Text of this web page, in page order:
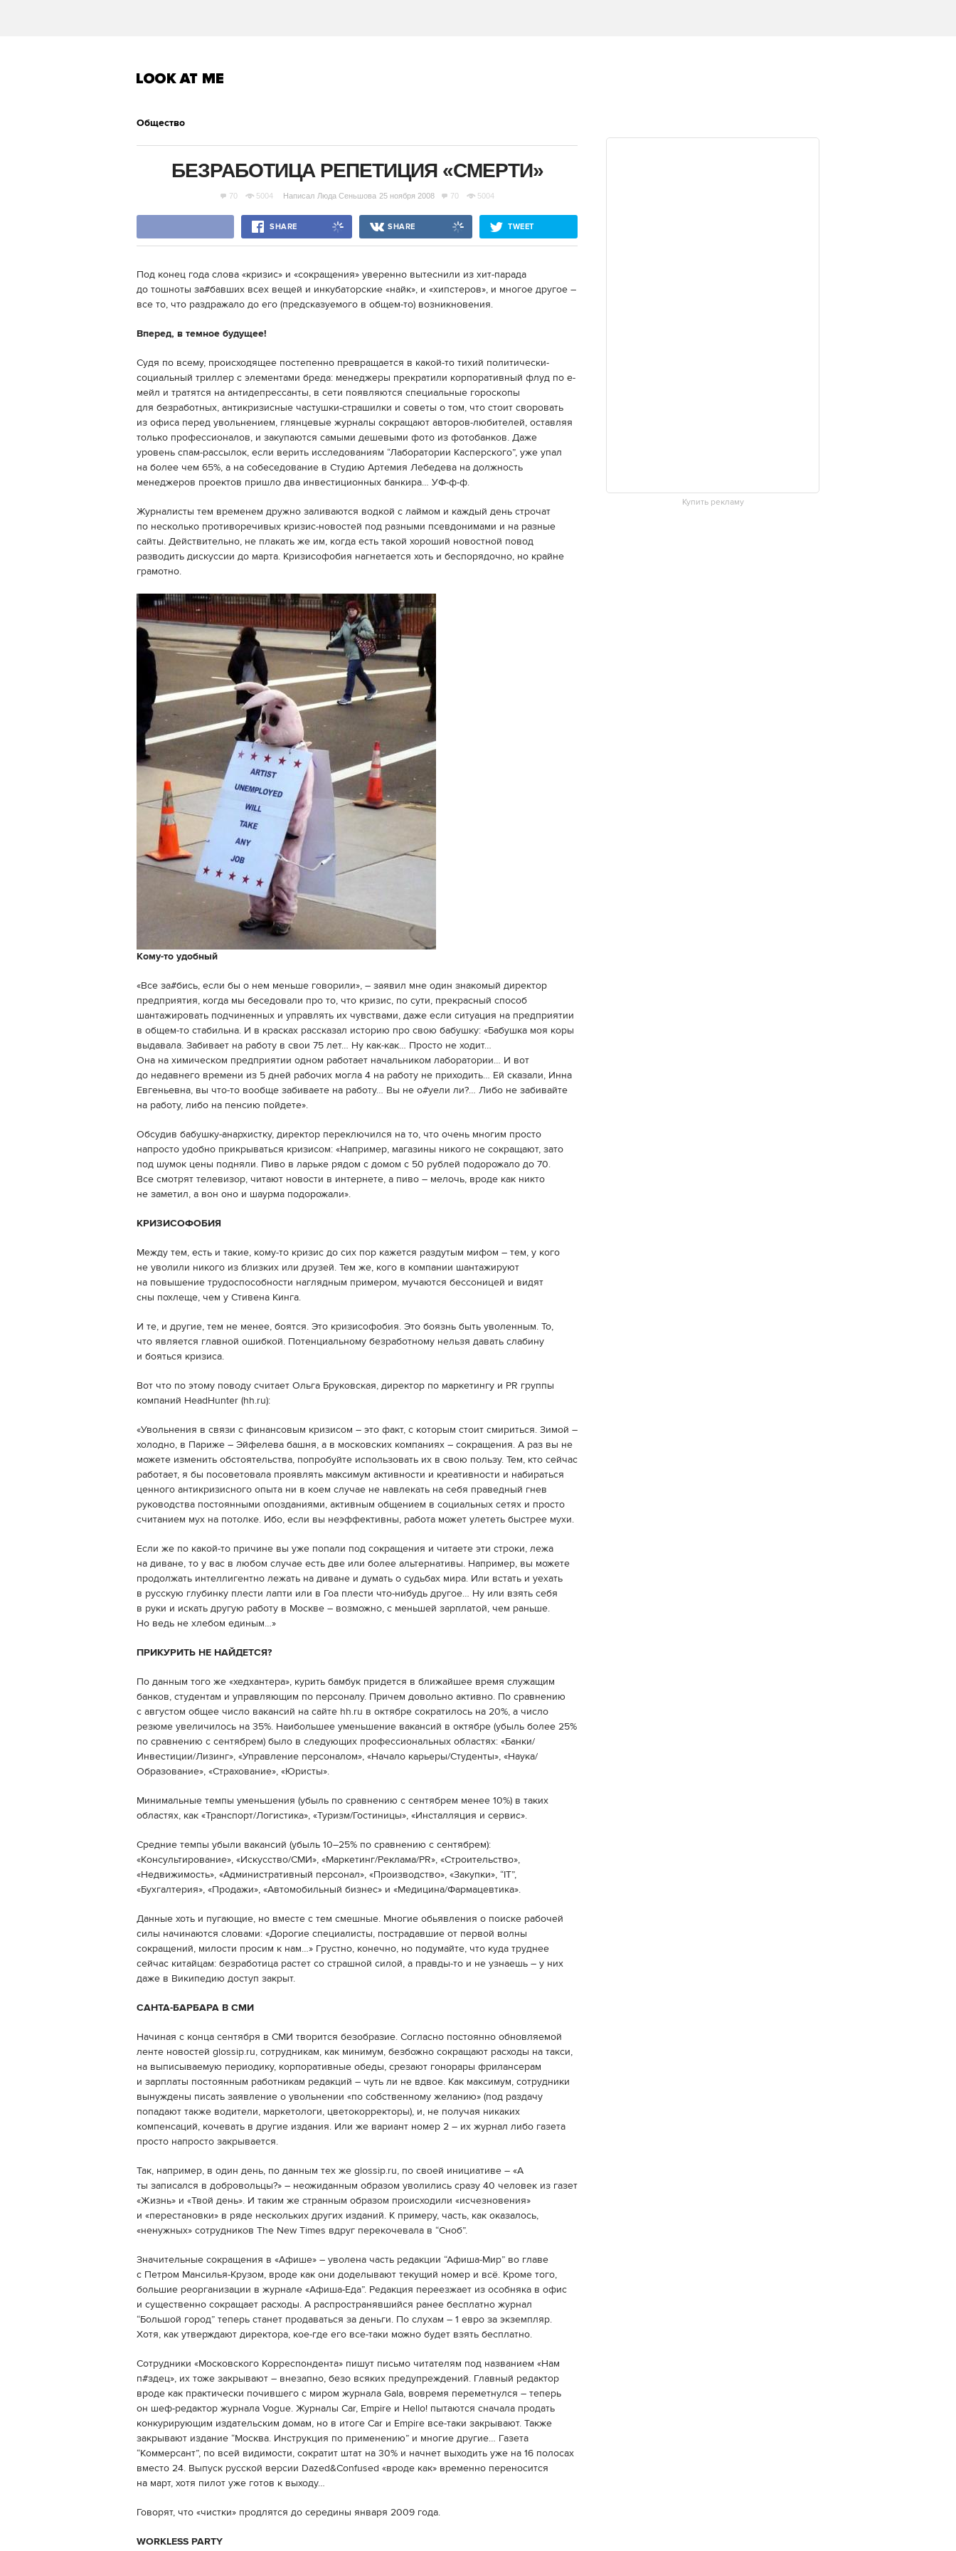
Общество
БЕЗРАБОТИЦА РЕПЕТИЦИЯ «СМЕРТИ»
70 5004 Написал Люда Сеньшова 25 ноября 2008 70 5004
SHARE SHARE TWEET
Под конец года слова «кризис» и «сокращения» уверенно вытеснили из хит-парада
до тошноты за#бавших всех вещей и инкубаторские «найк», и «хипстеров», и многое другое –
все то, что раздражало до его (предсказуемого в общем-то) возникновения.
Вперед, в темное будущее!
Судя по всему, происходящее постепенно превращается в какой-то тихий политически-
социальный триллер с элементами бреда: менеджеры прекратили корпоративный флуд по е-
мейл и тратятся на антидепрессанты, в сети появляются специальные гороскопы
для безработных, антикризисные частушки-страшилки и советы о том, что стоит своровать
из офиса перед увольнением, глянцевые журналы сокращают авторов-любителей, оставляя
только профессионалов, и закупаются самыми дешевыми фото из фотобанков. Даже
уровень спам-рассылок, если верить исследованиям “Лаборатории Касперского”, уже упал
на более чем 65%, а на собеседование в Студию Артемия Лебедева на должность
менеджеров проектов пришло два инвестиционных банкира… УФ-ф-ф.
Журналисты тем временем дружно заливаются водкой с лаймом и каждый день строчат
по несколько противоречивых кризис-новостей под разными псевдонимами и на разные
сайты. Действительно, не плакать же им, когда есть такой хороший новостной повод
разводить дискуссии до марта. Кризисофобия нагнетается хоть и беспорядочно, но крайне
грамотно.
Кому-то удобный
«Все за#бись, если бы о нем меньше говорили», – заявил мне один знакомый директор
предприятия, когда мы беседовали про то, что кризис, по сути, прекрасный способ
шантажировать подчиненных и управлять их чувствами, даже если ситуация на предприятии
в общем-то стабильна. И в красках рассказал историю про свою бабушку: «Бабушка моя коры
выдавала. Забивает на работу в свои 75 лет… Ну как-как… Просто не ходит…
Она на химическом предприятии одном работает начальником лаборатории… И вот
до недавнего времени из 5 дней рабочих могла 4 на работу не приходить… Ей сказали, Инна
Евгеньевна, вы что-то вообще забиваете на работу… Вы не о#уели ли?… Либо не забивайте
на работу, либо на пенсию пойдете».
Обсудив бабушку-анархистку, директор переключился на то, что очень многим просто
напросто удобно прикрываться кризисом: «Например, магазины никого не сокращают, зато
под шумок цены подняли. Пиво в ларьке рядом с домом с 50 рублей подорожало до 70.
Все смотрят телевизор, читают новости в интернете, а пиво – мелочь, вроде как никто
не заметил, а вон оно и шаурма подорожали».
КРИЗИСОФОБИЯ
Между тем, есть и такие, кому-то кризис до сих пор кажется раздутым мифом – тем, у кого
не уволили никого из близких или друзей. Тем же, кого в компании шантажируют
на повышение трудоспособности наглядным примером, мучаются бессоницей и видят
сны похлеще, чем у Стивена Кинга.
И те, и другие, тем не менее, боятся. Это кризисофобия. Это боязнь быть уволенным. То,
что является главной ошибкой. Потенциальному безработному нельзя давать слабину
и бояться кризиса.
Вот что по этому поводу считает Ольга Бруковская, директор по маркетингу и PR группы
компаний HeadHunter (hh.ru):
«Увольнения в связи с финансовым кризисом – это факт, с которым стоит смириться. Зимой –
холодно, в Париже – Эйфелева башня, а в московских компаниях – сокращения. А раз вы не
можете изменить обстоятельства, попробуйте использовать их в свою пользу. Тем, кто сейчас
работает, я бы посоветовала проявлять максимум активности и креативности и набираться
ценного антикризисного опыта ни в коем случае не навлекать на себя праведный гнев
руководства постоянными опозданиями, активным общением в социальных сетях и просто
считанием мух на потолке. Ибо, если вы неэффективны, работа может улететь быстрее мухи.
Если же по какой-то причине вы уже попали под сокращения и читаете эти строки, лежа
на диване, то у вас в любом случае есть две или более альтернативы. Например, вы можете
продолжать интеллигентно лежать на диване и думать о судьбах мира. Или встать и уехать
в русскую глубинку плести лапти или в Гоа плести что-нибудь другое… Ну или взять себя
в руки и искать другую работу в Москве – возможно, с меньшей зарплатой, чем раньше.
Но ведь не хлебом единым…»
ПРИКУРИТЬ НЕ НАЙДЕТСЯ?
По данным того же «хедхантера», курить бамбук придется в ближайшее время служащим
банков, студентам и управляющим по персоналу. Причем довольно активно. По сравнению
с августом общее число вакансий на сайте hh.ru в октябре сократилось на 20%, а число
резюме увеличилось на 35%. Наибольшее уменьшение вакансий в октябре (убыль более 25%
по сравнению с сентябрем) было в следующих профессиональных областях: «Банки/
Инвестиции/Лизинг», «Управление персоналом», «Начало карьеры/Студенты», «Наука/
Образование», «Страхование», «Юристы».
Минимальные темпы уменьшения (убыль по сравнению с сентябрем менее 10%) в таких
областях, как «Транспорт/Логистика», «Туризм/Гостиницы», «Инсталляция и сервис».
Средние темпы убыли вакансий (убыль 10–25% по сравнению с сентябрем):
«Консультирование», «Искусство/СМИ», «Маркетинг/Реклама/PR», «Строительство»,
«Недвижимость», «Административный персонал», «Производство», «Закупки», “IT”,
«Бухгалтерия», «Продажи», «Автомобильный бизнес» и «Медицина/Фармацевтика».
Данные хоть и пугающие, но вместе с тем смешные. Многие обьявления о поиске рабочей
силы начинаются словами: «Дорогие специалисты, пострадавшие от первой волны
сокращений, милости просим к нам…» Грустно, конечно, но подумайте, что куда труднее
сейчас китайцам: безработица растет со страшной силой, а правды-то и не узнаешь – у них
даже в Википедию доступ закрыт.
САНТА-БАРБАРА В СМИ
Начиная с конца сентября в СМИ творится безобразие. Согласно постоянно обновляемой
ленте новостей glossip.ru, cотрудникам, как минимум, безбожно сокращают расходы на такси,
на выписываемую периодику, корпоративные обеды, срезают гонорары фрилансерам
и зарплаты постоянным работникам редакций – чуть ли не вдвое. Как максимум, сотрудники
вынуждены писать заявление о увольнении «по собственному желанию» (под раздачу
попадают также водители, маркетологи, цветокорректоры), и, не получая никаких
компенсаций, кочевать в другие издания. Или же вариант номер 2 – их журнал либо газета
просто напросто закрывается.
Так, например, в один день, по данным тех же glossip.ru, по своей инициативе – «А
ты записался в добровольцы?» – неожиданным образом уволились сразу 40 человек из газет
«Жизнь» и «Твой день». И таким же странным образом происходили «исчезновения»
и «перестановки» в ряде нескольких других изданий. К примеру, часть, как оказалось,
«ненужных» сотрудников The New Times вдруг перекочевала в “Сноб”.
Значительные сокращения в «Афише» – уволена часть редакции “Афиша-Мир” во главе
с Петром Мансилья-Крузом, вроде как они доделывают текущий номер и всё. Кроме того,
большие реорганизации в журнале «Афиша-Еда”. Редакция переезжает из особняка в офис
и существенно сокращает расходы. А распространявшийся ранее бесплатно журнал
“Большой город” теперь станет продаваться за деньги. По слухам – 1 евро за экземпляр.
Хотя, как утверждают директора, кое-где его все-таки можно будет взять бесплатно.
Сотрудники «Московского Корреспондента» пишут письмо читателям под названием «Нам
п#здец», их тоже закрывают – внезапно, безо всяких предупреждений. Главный редактор
вроде как практически почившего с миром журнала Galа, вовремя переметнулся – теперь
он шеф-редактор журнала Vogue. Журналы Car, Empire и Hello! пытаются сначала продать
конкурирующим издательским домам, но в итоге Car и Empire все-таки закрывают. Также
закрывают издание “Москва. Инструкция по применению” и многие другие… Газета
“Коммерсант”, по всей видимости, сократит штат на 30% и начнет выходить уже на 16 полосах
вместо 24. Выпуск русской версии Dazed&Confused «вроде как» временно переносится
на март, хотя пилот уже готов к выходу…
Говорят, что «чистки» продлятся до середины января 2009 года.
WORKLESS PARTY
Купить рекламу